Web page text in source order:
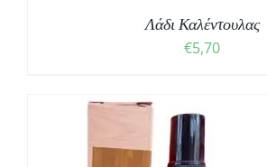
Λάδι Καλέντουλας
€5,70